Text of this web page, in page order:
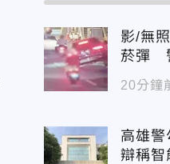
影/無
菸彈
20分鐘
高雄
辯稱智